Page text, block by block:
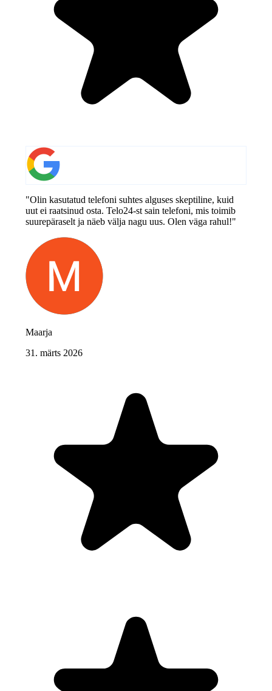
"Olin kasutatud telefoni suhtes alguses skeptiline, kuid
uut ei raatsinud osta. Telo24-st sain telefoni, mis toimib
suurepäraselt ja näeb välja nagu uus. Olen väga rahul!"
Maarja
31. märts 2026